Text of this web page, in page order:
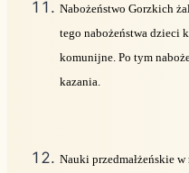
Nabożeństwo Gorzkich
tego nabożeństwa dzieci
komunijne. Po tym
kazania.
Nauki przedmałżeńskie